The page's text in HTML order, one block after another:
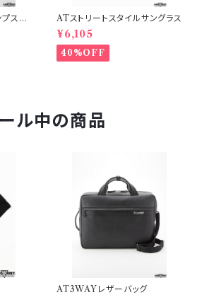
スー
ATストリートスタイルサングラス
¥6,105
40%OFF
ル中の商品
AT3WAYレザーバッグ